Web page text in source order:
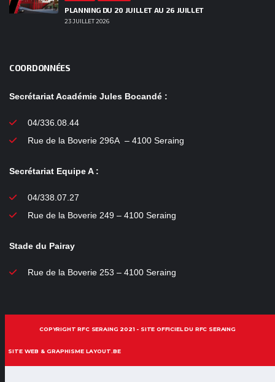
PLANNING DU 20 JUILLET AU 26 JUILLET
23 JUILLET 2026
COORDONNÉES
Secrétariat Académie Jules Bocandé :
04/336.08.44
Rue de la Boverie 296A – 4100 Seraing
Secrétariat Equipe A :
04/338.07.27
Rue de la Boverie 249 – 4100 Seraing
Stade du Pairay
Rue de la Boverie 253 – 4100 Seraing
COPYRIGHT RFC SERAING 2021 - SITE OFFICIEL DU RFC SERAING
SITE WEB & GRAPHISME LAYOUT.BE